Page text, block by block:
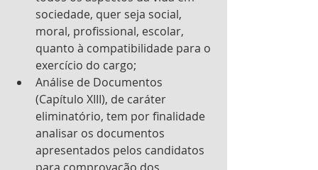
sociedade, quer seja social,
moral, profissional, escolar,
quanto à compatibilidade para o
exercício do cargo;
Análise de Documentos
(Capítulo XIII), de caráter
eliminatório, tem por finalidade
analisar os documentos
apresentados pelos candidatos